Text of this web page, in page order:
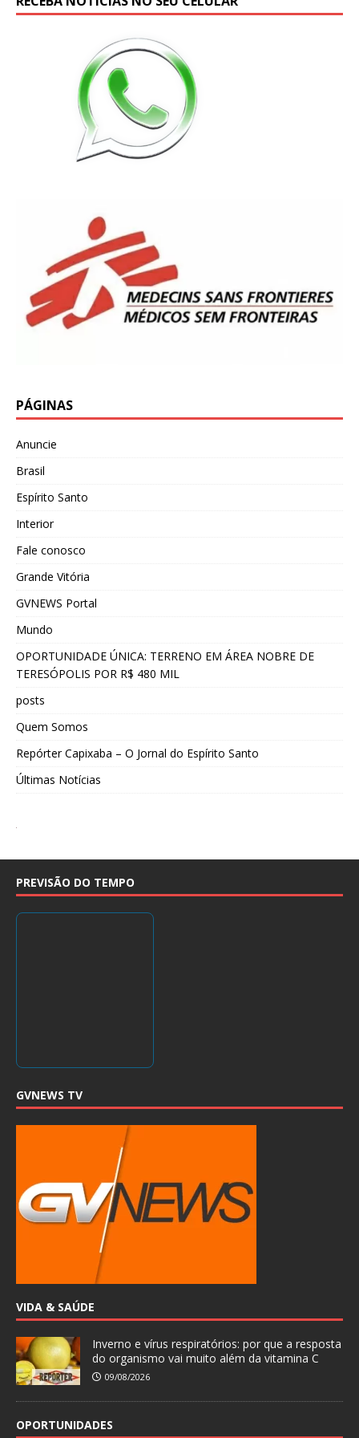
PÁGINAS
Anuncie
Brasil
Espírito Santo
Interior
Fale conosco
Grande Vitória
GVNEWS Portal
Mundo
OPORTUNIDADE ÚNICA: TERRENO EM ÁREA NOBRE DE
TERESÓPOLIS POR R$ 480 MIL
posts
Quem Somos
Repórter Capixaba – O Jornal do Espírito Santo
Últimas Notícias
PREVISÃO DO TEMPO
GVNEWS TV
VIDA & SAÚDE
Inverno e vírus respiratórios: por que a resposta
do organismo vai muito além da vitamina C
09/08/2026
OPORTUNIDADES